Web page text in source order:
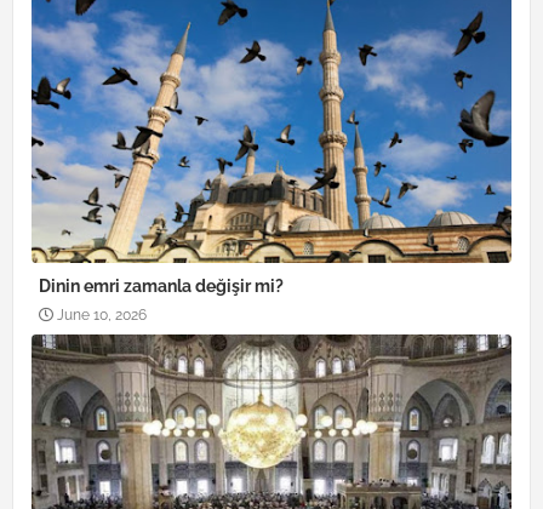
Dinin emri zamanla değişir mi?
June 10, 2026